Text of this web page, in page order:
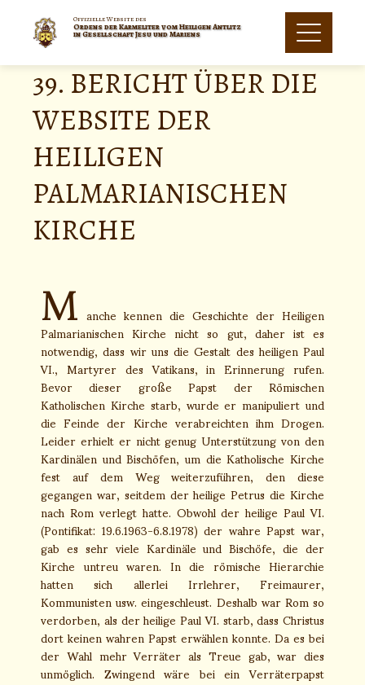
Offizielle Website des
Ordens der Karmeliter vom Heiligen Antlitz
in Gesellschaft Jesu und Mariens
39. BERICHT ÜBER DIE
WEBSITE DER
HEILIGEN
PALMARIANISCHEN
KIRCHE
M anche kennen die Geschichte der Heiligen
Palmarianischen Kirche nicht so gut, daher ist es
notwendig, dass wir uns die Gestalt des heiligen Paul
VI., Martyrer des Vatikans, in Erinnerung rufen.
Bevor dieser große Papst der Römischen
Katholischen Kirche starb, wurde er manipuliert und
die Feinde der Kirche verabreichten ihm Drogen.
Leider erhielt er nicht genug Unterstützung von den
Kardinälen und Bischöfen, um die Katholische Kirche
fest auf dem Weg weiterzuführen, den diese
gegangen war, seitdem der heilige Petrus die Kirche
nach Rom verlegt hatte. Obwohl der heilige Paul VI.
(Pontifikat: 19.6.1963-6.8.1978) der wahre Papst war,
gab es sehr viele Kardinäle und Bischöfe, die der
Kirche untreu waren. In die römische Hierarchie
hatten sich allerlei Irrlehrer, Freimaurer,
Kommunisten usw. eingeschleust. Deshalb war Rom so
verdorben, als der heilige Paul VI. starb, dass Christus
dort keinen wahren Papst erwählen konnte. Da es bei
der Wahl mehr Verräter als Treue gab, war dies
unmöglich. Zwingend wäre bei ein Verräterpapst